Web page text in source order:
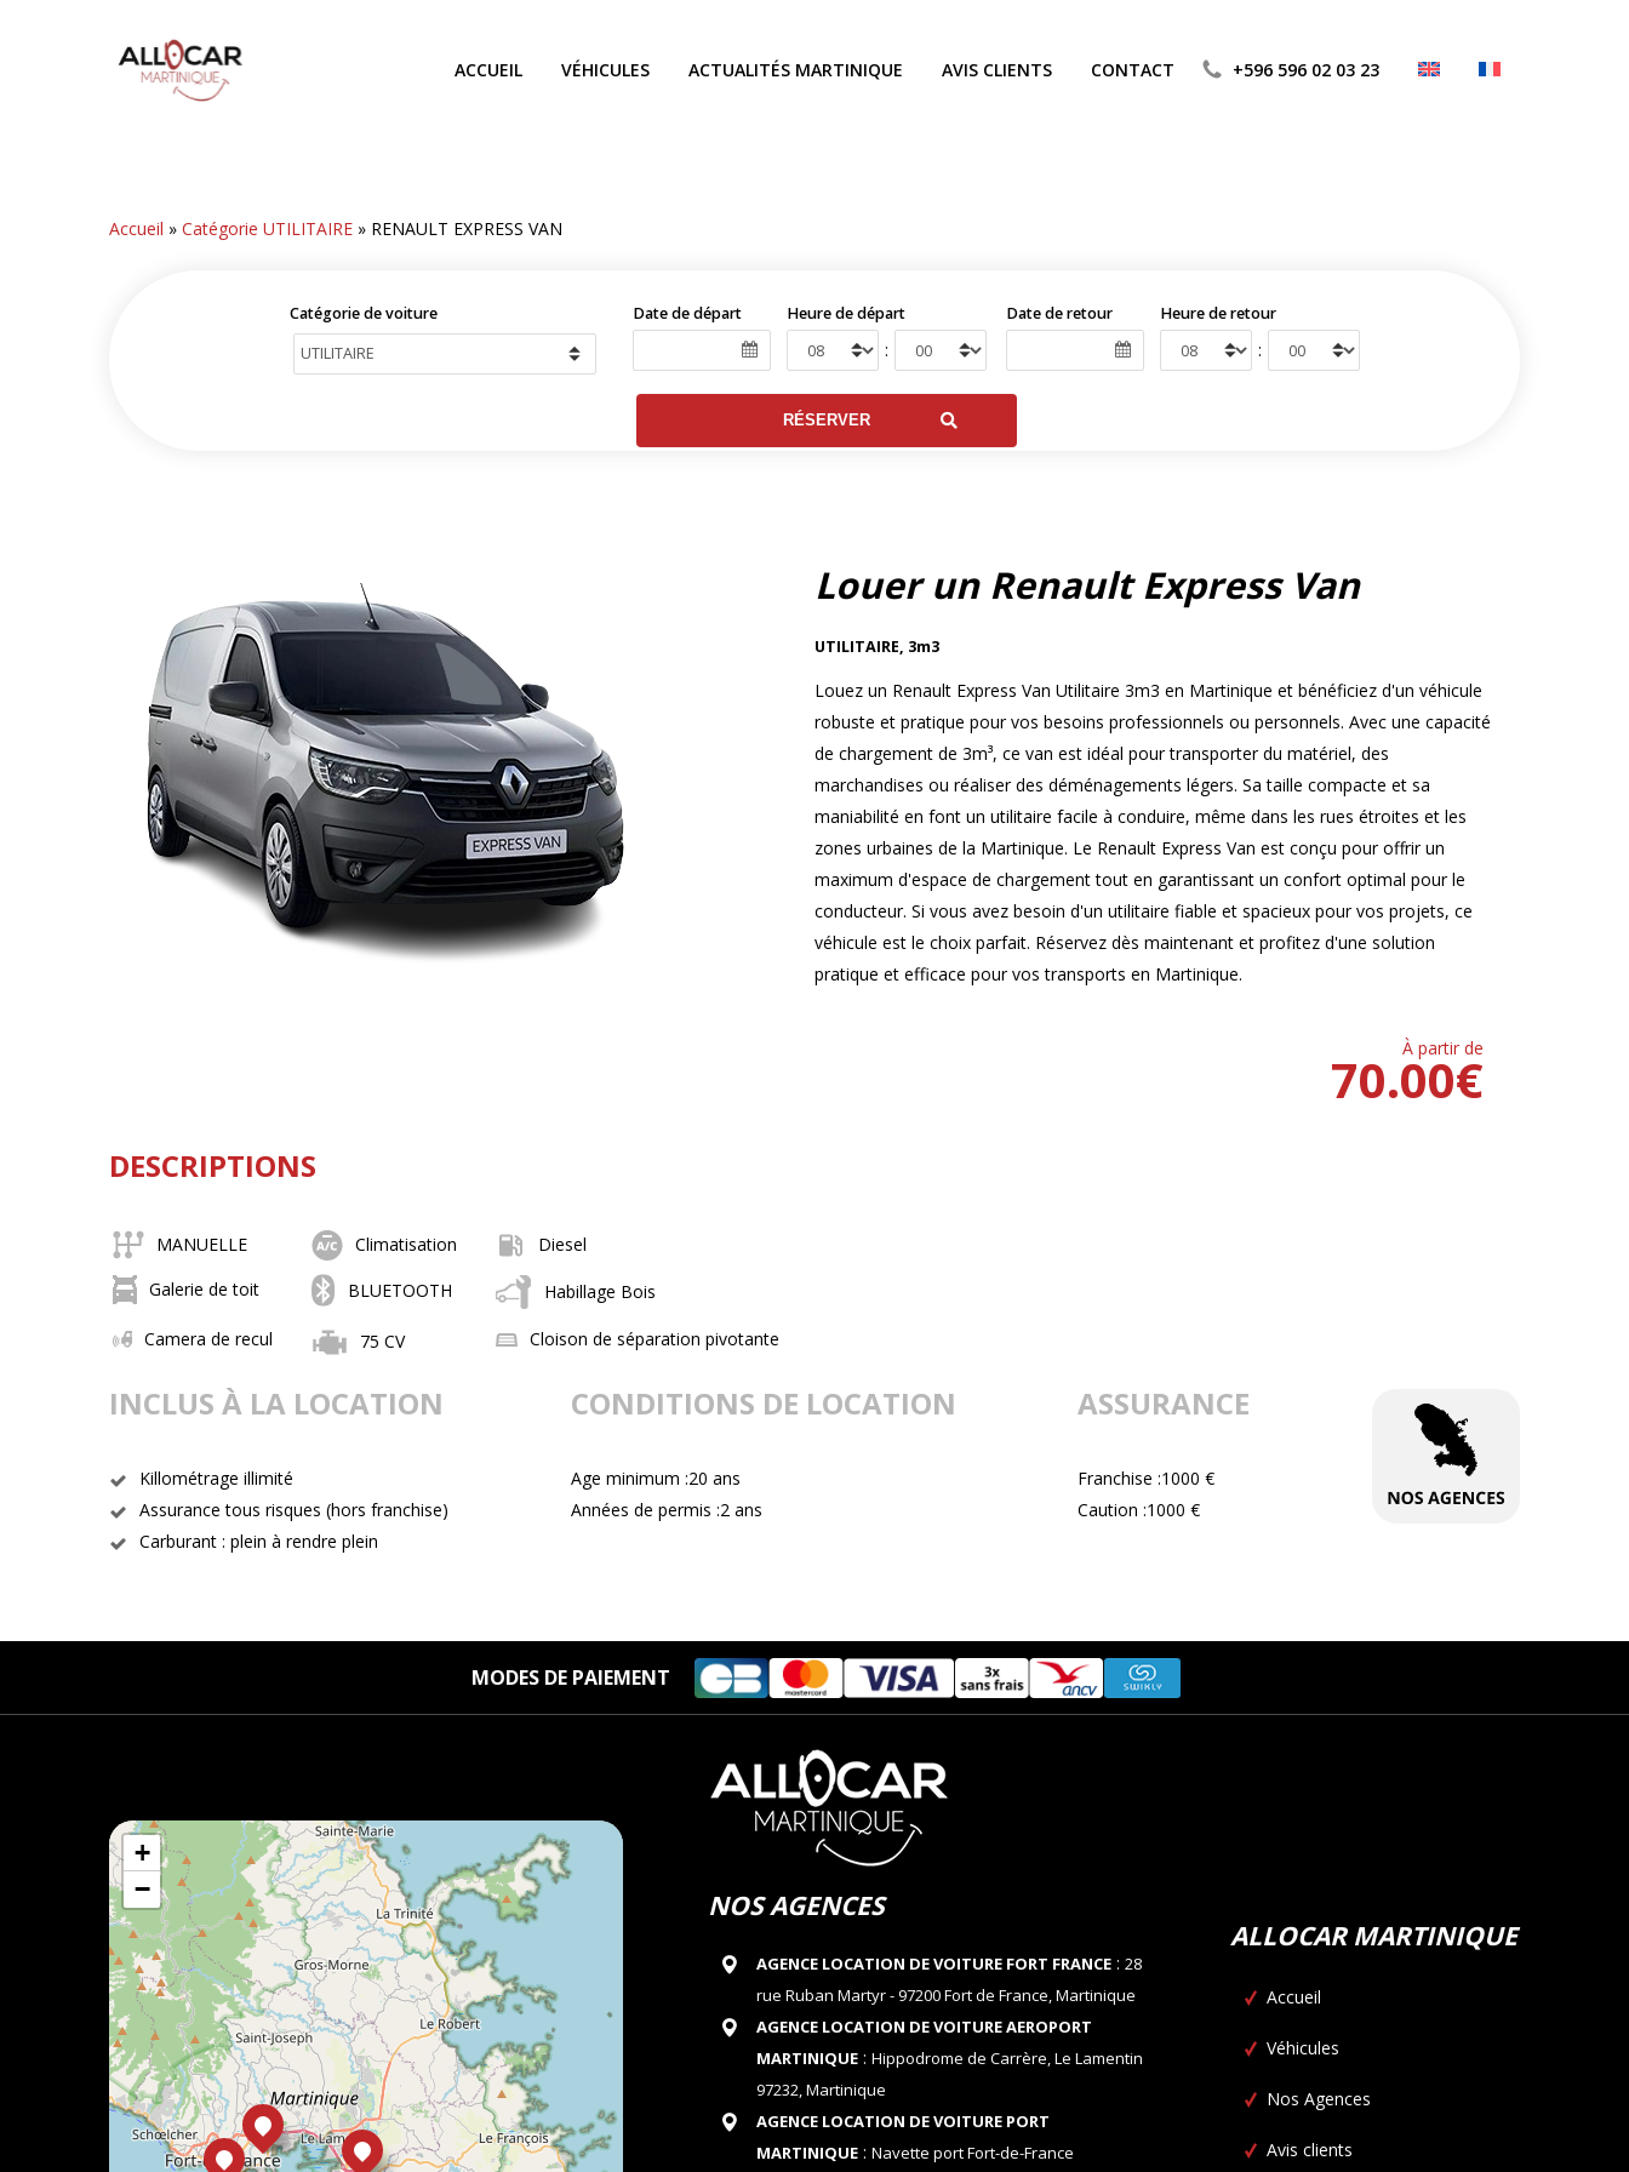
ACCUEIL VÉHICULES ACTUALITÉS MARTINIQUE AVIS CLIENTS CONTACT +596 596 02 03 23
Accueil »Catégorie UTILITAIRE » RENAULT EXPRESS VAN
Catégorie de voiture Date de départ Heure de départ
:
Date de retour Heure de retour
:
Louer un Renault Express Van
UTILITAIRE, 3m3
Louez un Renault Express Van Utilitaire 3m3 en Martinique et bénéficiez d'un véhicule
robuste et pratique pour vos besoins professionnels ou personnels. Avec une capacité
de chargement de 3m³, ce van est idéal pour transporter du matériel, des
marchandises ou réaliser des déménagements légers. Sa taille compacte et sa
maniabilité en font un utilitaire facile à conduire, même dans les rues étroites et les
zones urbaines de la Martinique. Le Renault Express Van est conçu pour offrir un
maximum d'espace de chargement tout en garantissant un confort optimal pour le
conducteur. Si vous avez besoin d'un utilitaire fiable et spacieux pour vos projets, ce
véhicule est le choix parfait. Réservez dès maintenant et profitez d'une solution
pratique et efficace pour vos transports en Martinique.
À partir de
€
70.00
DESCRIPTIONS
MANUELLE Climatisation
Diesel
Galerie de toit
BLUETOOTH Habillage Bois
Camera de recul 75 CV Cloison de séparation pivotante
INCLUS À LA LOCATION
Killométrage illimité
Assurance tous risques (hors franchise)
Carburant : plein à rendre plein
CONDITIONS DE LOCATION
Age minimum :20 ans
Années de permis :2 ans
ASSURANCE
Franchise :1000 €
Caution :1000 €
MODES DE PAIEMENT
+
−
NOS AGENCES
AGENCE LOCATION DE VOITURE FORT FRANCE: 28
rue Ruban Martyr - 97200 Fort de France, Martinique
AGENCE LOCATION DE VOITURE AEROPORT
MARTINIQUE: Hippodrome de Carrère, Le Lamentin
97232, Martinique
AGENCE LOCATION DE VOITURE PORT
MARTINIQUE: Navette port Fort-de-France
ALLOCAR MARTINIQUE
Accueil
Véhicules
Nos Agences
Avis clients